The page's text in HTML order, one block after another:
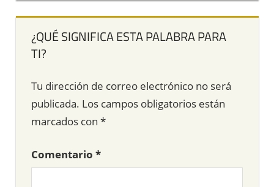
¿QUÉ SIGNIFICA ESTA PALABRA PARA
TI?
Tu dirección de correo electrónico no será
publicada. Los campos obligatorios están
marcados con *
Comentario *